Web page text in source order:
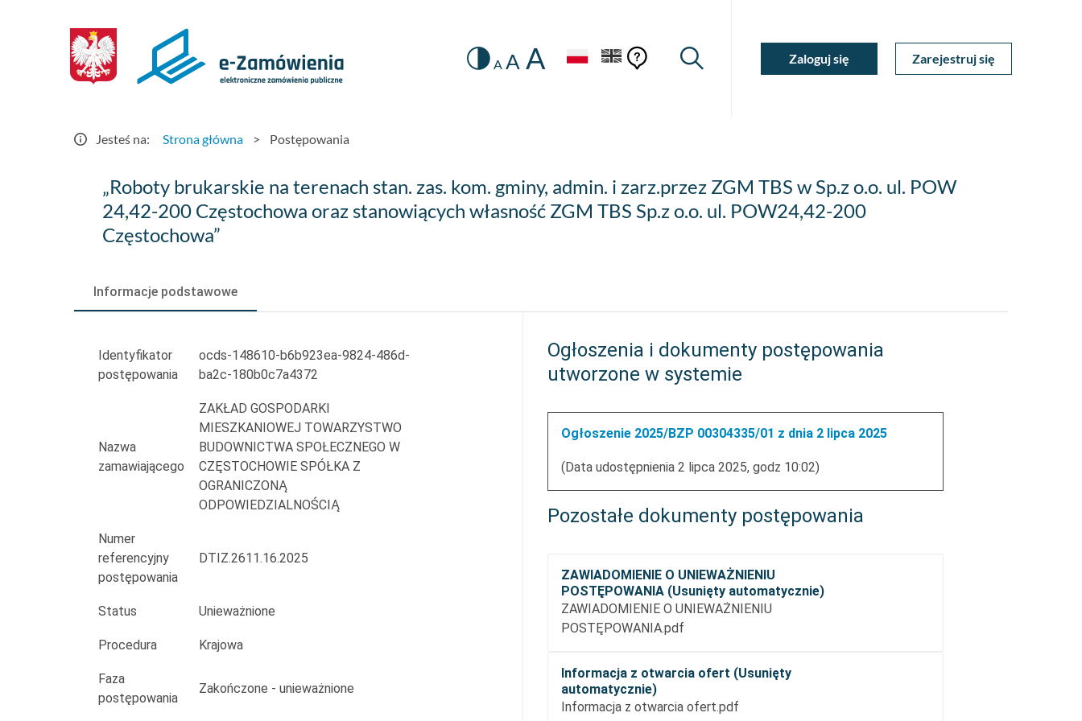
Postępowania
HEADER.SETTINGS_SR
Zmiana
A A A
Pomoc
PomocWyszukiwarka
MojeZaloguj się Zarejestruj się
Jesteś na: Strona główna > Postępowania
„Roboty
brukarskie
stan.
kom.
admin.
ZGM
TBS
o.o.
ul.
„Roboty brukarskie na terenach stan. zas. kom. gminy, admin. i zarz.przez ZGM TBS w Sp.z o.o. ul. POW
24,42-200 Częstochowa oraz stanowiących własność ZGM TBS Sp.z o.o. ul. POW24,42-200
Częstochowa”
Informacje podstawowe
Identyfikator
postępowania
ocds-148610-b6b923ea-9824-486d-
ba2c-180b0c7a4372
Nazwa
zamawiającego
ZAKŁAD GOSPODARKI
MIESZKANIOWEJ TOWARZYSTWO
BUDOWNICTWA SPOŁECZNEGO W
CZĘSTOCHOWIE SPÓŁKA Z
OGRANICZONĄ
ODPOWIEDZIALNOŚCIĄ
Numer
referencyjny
postępowania
DTIZ.2611.16.2025
Status Unieważnione
Procedura Krajowa
Faza
postępowania
Zakończone - unieważnione
Ogłoszenia i dokumenty postępowania
utworzone w systemie
Ogłoszenie 2025/BZP 00304335/01 z dnia 2 lipca 2025
(Data udostępnienia 2 lipca 2025, godz 10:02)
Pozostałe dokumenty postępowania
ZAWIADOMIENIE O UNIEWAŻNIENIU
POSTĘPOWANIA (Usunięty automatycznie)
ZAWIADOMIENIE O UNIEWAŻNIENIU
POSTĘPOWANIA.pdf
Informacja z otwarcia ofert (Usunięty
automatycznie)
Informacja z otwarcia ofert.pdf